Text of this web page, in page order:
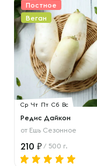
Постное
Веган
Ср Чт Пт Сб Вс
Редис Дайкон
от Ешь Сезонное
210 / 500 г.